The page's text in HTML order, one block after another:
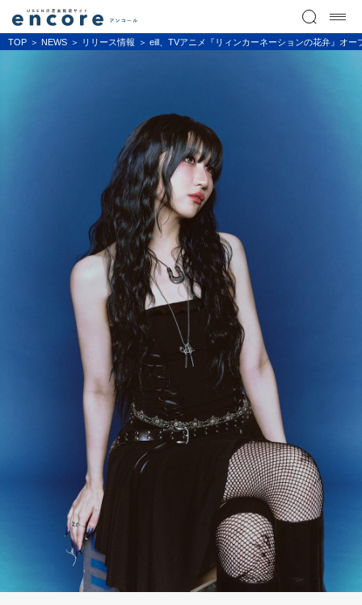
TOP NEWS リリース情報 eill、TVアニメ『リィンカーネーションの花弁』オ